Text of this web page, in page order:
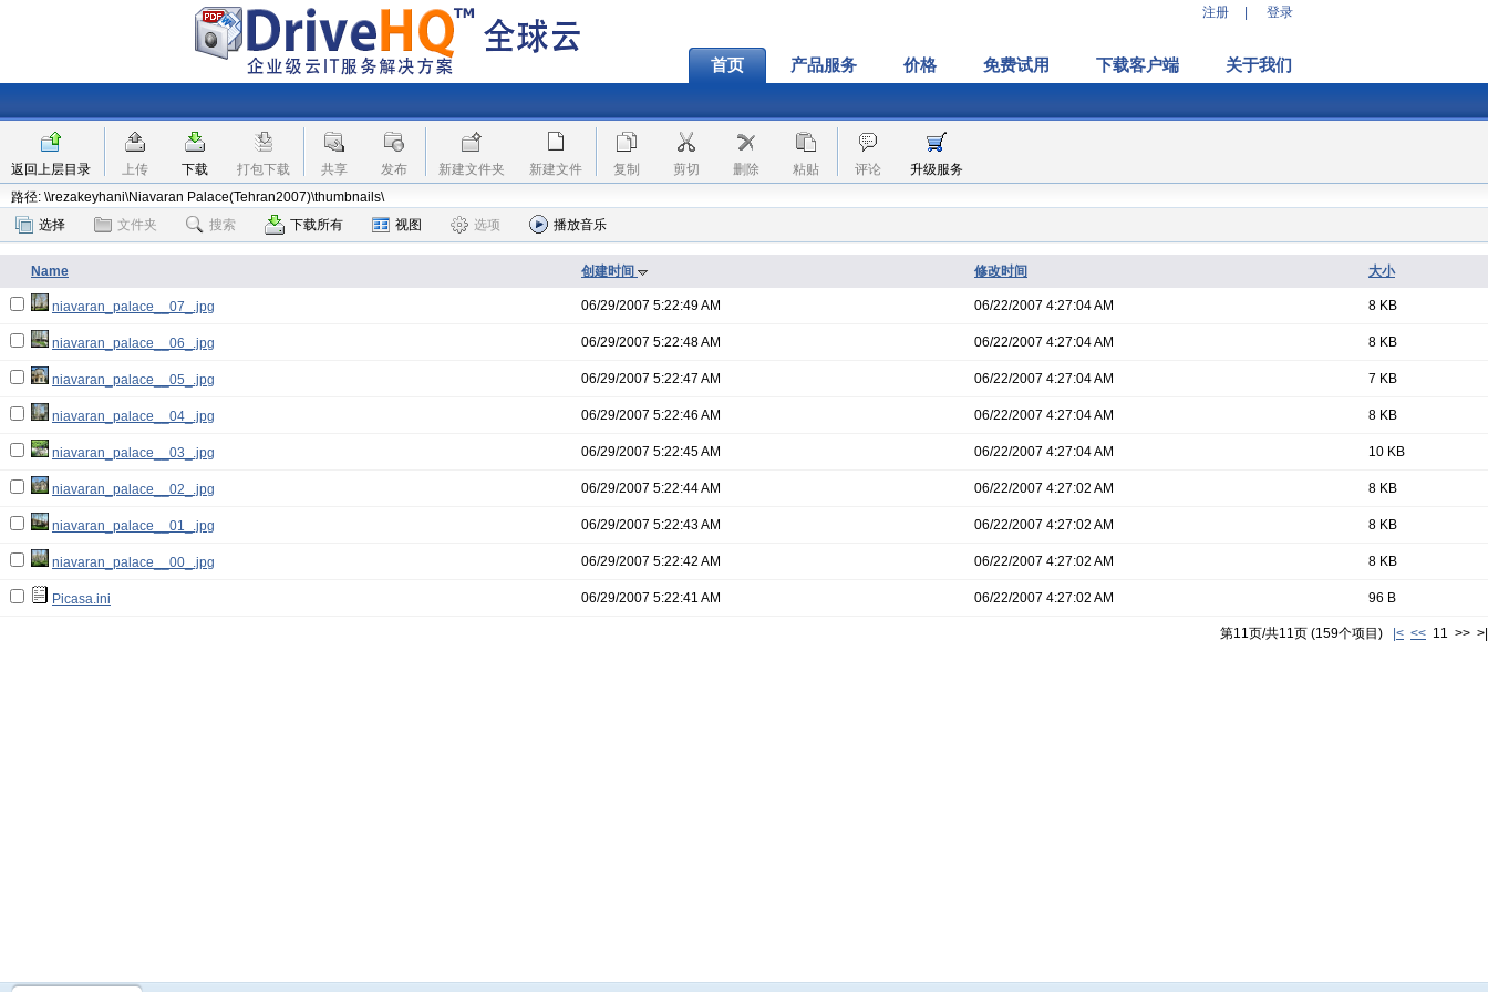
注册 登录
首页 产品服务 价格 免费试用 下载客户端 关于我们
返回上层目录 上传 下载 打包下载 共享 发布 新建文件夹 新建文件 复制 剪切 删除 粘贴 评论
升级服务
路径: \\rezakeyhani\Niavaran Palace(Tehran2007)\thumbnails\
选择
文件夹 搜索 下载所有 视图 选项 播放音乐
Name 创建时间 修改时间 大小
niavaran_palace__07_.jpg 06/29/2007 5:22:49 AM 06/22/2007 4:27:04 AM 8 KB
niavaran_palace__06_.jpg 06/29/2007 5:22:48 AM 06/22/2007 4:27:04 AM 8 KB
niavaran_palace__05_.jpg 06/29/2007 5:22:47 AM 06/22/2007 4:27:04 AM 7 KB
niavaran_palace__04_.jpg 06/29/2007 5:22:46 AM 06/22/2007 4:27:04 AM 8 KB
niavaran_palace__03_.jpg 06/29/2007 5:22:45 AM 06/22/2007 4:27:04 AM 10 KB
niavaran_palace__02_.jpg 06/29/2007 5:22:44 AM 06/22/2007 4:27:02 AM 8 KB
niavaran_palace__01_.jpg 06/29/2007 5:22:43 AM 06/22/2007 4:27:02 AM 8 KB
niavaran_palace__00_.jpg 06/29/2007 5:22:42 AM 06/22/2007 4:27:02 AM 8 KB
Picasa.ini 06/29/2007 5:22:41 AM 06/22/2007 4:27:02 AM 96 B
第11页/共11页 (159个项目) |< << 11 >> >|